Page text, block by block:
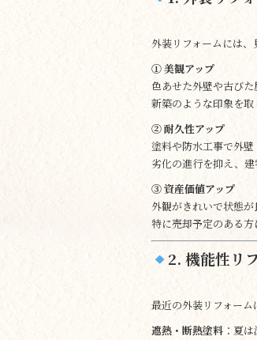
外装リフォームには、
① 美観アップ
色あせた外壁や古び
新築のような印象を取
② 耐久性アップ
塗料や防水工事で外壁
劣化の進行を抑え、建
③ 資産価値アップ
外観がきれいで状態が
特に売却予定のある
2. 機能性リ
最近の外装リフォーム
遮熱・断熱塗料 ：夏